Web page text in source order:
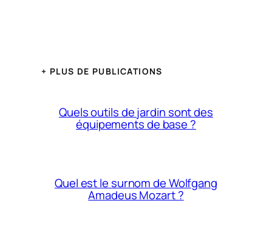
+ PLUS DE PUBLICATIONS
Quels outils de jardin sont des
équipements de base ?
Quel est le surnom de Wolfgang
Amadeus Mozart ?